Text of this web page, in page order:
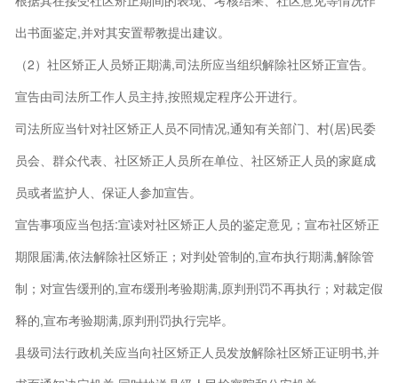
出书面鉴定,并对其安置帮教提出建议。
（2）社区矫正人员矫正期满,司法所应当组织解除社区矫正宣告。
宣告由司法所工作人员主持,按照规定程序公开进行。
司法所应当针对社区矫正人员不同情况,通知有关部门、村(居)民委
员会、群众代表、社区矫正人员所在单位、社区矫正人员的家庭成
员或者监护人、保证人参加宣告。
宣告事项应当包括:宣读对社区矫正人员的鉴定意见；宣布社区矫正
期限届满,依法解除社区矫正；对判处管制的,宣布执行期满,解除管
制；对宣告缓刑的,宣布缓刑考验期满,原判刑罚不再执行；对裁定假
释的,宣布考验期满,原判刑罚执行完毕。
县级司法行政机关应当向社区矫正人员发放解除社区矫正证明书,并